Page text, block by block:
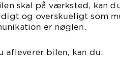
skal på værksted, kan
og overskueligt som
er nøglen.
afleverer bilen, kan du: